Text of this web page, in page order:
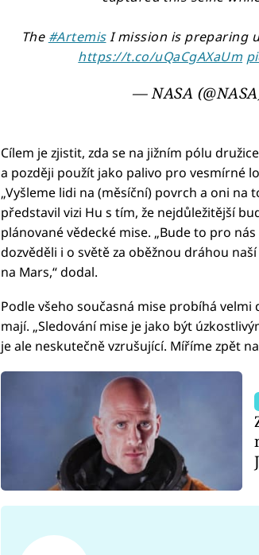
The #ArtemisI mission is preparing
https://t.co/uQaCgAXaUm
— NASA
Cílem je zjistit, zda se na jižním pólu
a později použít jako palivo pro vesmírné
„Vyšleme lidi na (měsíční) povrch a oni na
představil vizi Hu s tím, že nejdůležitější
plánované vědecké mise. „Bude to pro
dozvěděli i o světě za oběžnou dráhou
na Mars,“ dodal.
Podle všeho současná mise probíhá
mají. „Sledování mise je jako být
je ale neskutečně vzrušující. Míříme zpět